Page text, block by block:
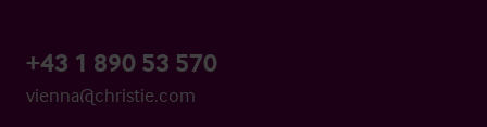
+43 1 890 53 570
vienna@christie.com